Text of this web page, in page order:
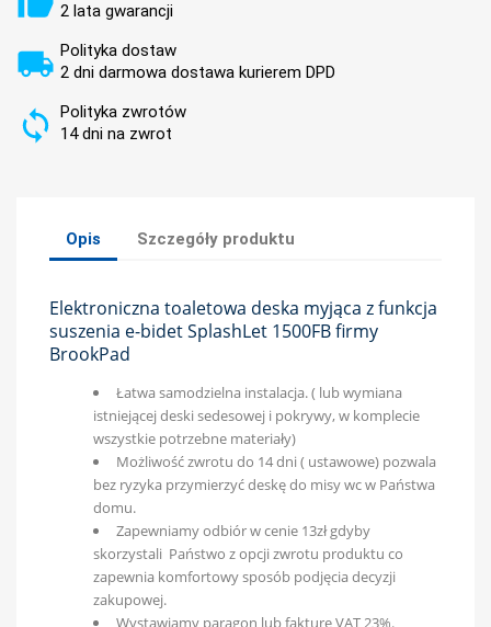
2 lata gwarancji
Polityka dostaw
2 dni darmowa dostawa kurierem DPD
Polityka zwrotów
14 dni na zwrot
Opis Szczegóły produktu
Elektroniczna toaletowa deska myjąca z funkcja
suszenia e-bidet SplashLet 1500FB firmy
BrookPad
Łatwa samodzielna instalacja. ( lub wymiana
istniejącej deski sedesowej i pokrywy, w komplecie
wszystkie potrzebne materiały)
Możliwość zwrotu do 14 dni ( ustawowe) pozwala
bez ryzyka przymierzyć deskę do misy wc w Państwa
domu.
Zapewniamy odbiór w cenie 13zł gdyby
skorzystali Państwo z opcji zwrotu produktu co
zapewnia komfortowy sposób podjęcia decyzji
zakupowej.
Wystawiamy paragon lub fakturę VAT 23%.